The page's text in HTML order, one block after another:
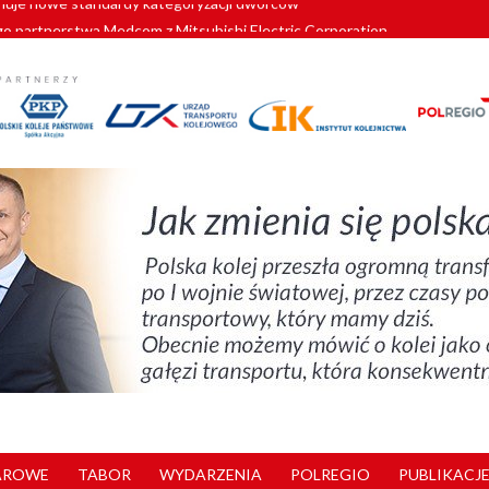
partnerstwa Medcom z Mitsubishi Electric Corporation
znów szuka dostawcy nowych EZT
kolejowych w północnej Wielkopolsce. Łatwiejsze dojazdy do pracy i
TABOR WYDARZENIA POLREGIO